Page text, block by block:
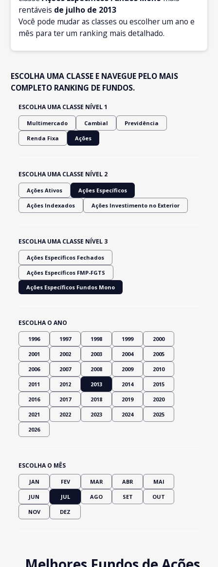
rentáveis de julho de 2013
Você pode mudar as classes ou escolher um ano e
mês para ter um ranking mais detalhado.
ESCOLHA UMA CLASSE E NAVEGUE PELO MAIS
COMPLETO RANKING DE FUNDOS.
ESCOLHA UMA CLASSE NÍVEL 1
Multimercado Cambial Previdência
Renda Fixa Ações
ESCOLHA UMA CLASSE NÍVEL 2
Ações Ativos Ações Específicos
Ações Indexados Ações Investimento no Exterior
ESCOLHA UMA CLASSE NÍVEL 3
Ações Específicos Fechados
Ações Específicos FMP-FGTS
Ações Específicos Fundos Mono
ESCOLHA O ANO
1996 1997 1998 1999 2000
2001 2002 2003 2004 2005
2006 2007 2008 2009 2010
2011 2012 2013 2014 2015
2016 2017 2018 2019 2020
2021 2022 2023 2024 2025
2026
ESCOLHA O MÊS
JAN FEV MAR ABR MAI
JUN JUL AGO SET OUT
NOV DEZ